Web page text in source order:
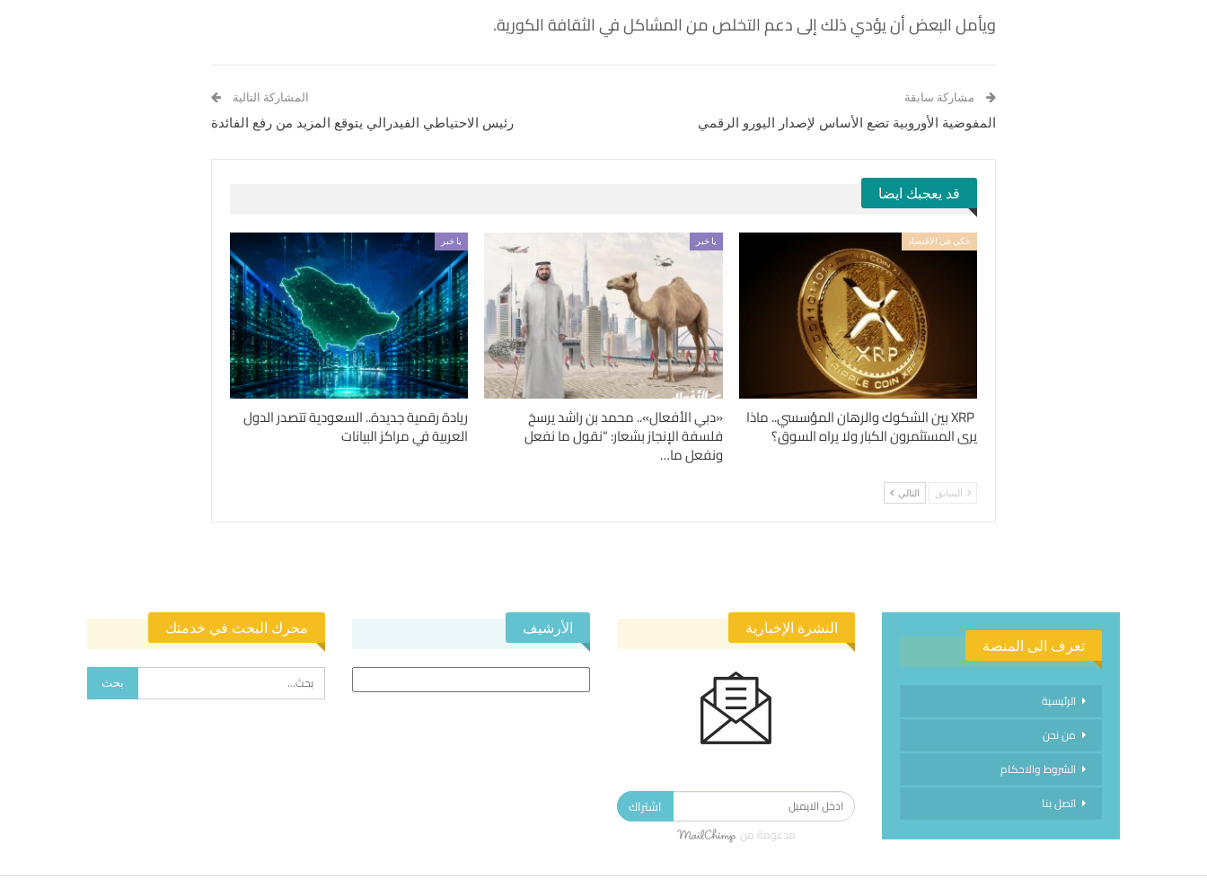
ويأمل البعض أن يؤدي ذلك إلى دعم التخلص من المشاكل في الثقافة الكورية.
مشاركة سابقة
المفوضية الأوروبية تضع الأساس لإصدار اليورو الرقمي
المشاركة التالية
رئيس الاحتياطي الفيدرالي يتوقع المزيد من رفع الفائدة
قد يعجبك ايضا
حكي في الاقتصاد
XRP بين الشكوك والرهان المؤسسي.. ماذا
يرى المستثمرون الكبار ولا يراه السوق؟
يا خبر
«دبي الأفعال».. محمد بن راشد يرسخ
فلسفة الإنجاز بشعار: “نقول ما نفعل
ونفعل ما…
يا خبر
ريادة رقمية جديدة.. السعودية تتصدر الدول
العربية في مراكز البيانات
السابق التالي
تعرف الى المنصة
الرئيسية
من نحن
الشروط والاحكام
اتصل بنا
النشرة الإخبارية
اشتراك
مدعومة من
الأرشيف محرك البحث في خدمتك